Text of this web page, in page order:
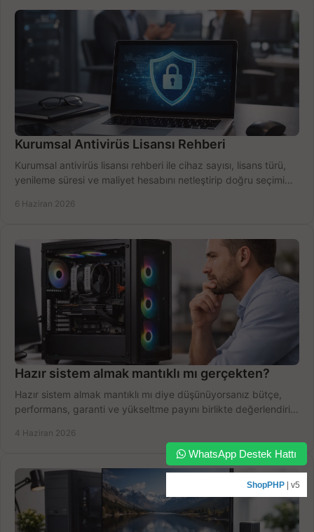
Kurumsal Antivirüs Lisansı Rehberi
Kurumsal antivirüs lisansı rehberi ile cihaz sayısı, lisans türü,
yenileme süresi ve maliyet hesabını netleştirip doğru seçimi
6 Haziran 2026
Hazır sistem almak mantıklı mı gerçekten?
Hazır sistem almak mantıklı mı diye düşünüyorsanız bütçe,
performans, garanti ve yükseltme payını birlikte değerlendirin,
4 Haziran 2026
WhatsApp Destek Hattı
ShopPHP | v5